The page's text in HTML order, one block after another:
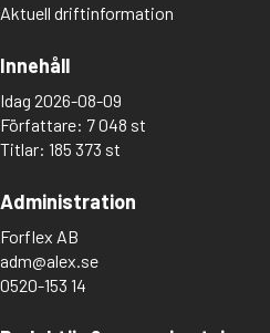
Aktuell driftinformation
Innehåll
Idag 2026-08-09
Författare: 7 048 st
Titlar: 185 373 st
Administration
Forflex AB
adm@alex.se
0520-153 14